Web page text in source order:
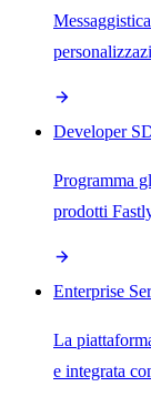
Developer
Programma
prodotti
Enterprise
La
e integrata